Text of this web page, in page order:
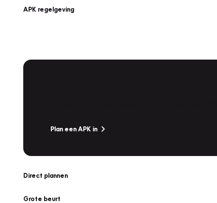
APK regelgeving
Plan een APK in
Direct plannen
Grote beurt